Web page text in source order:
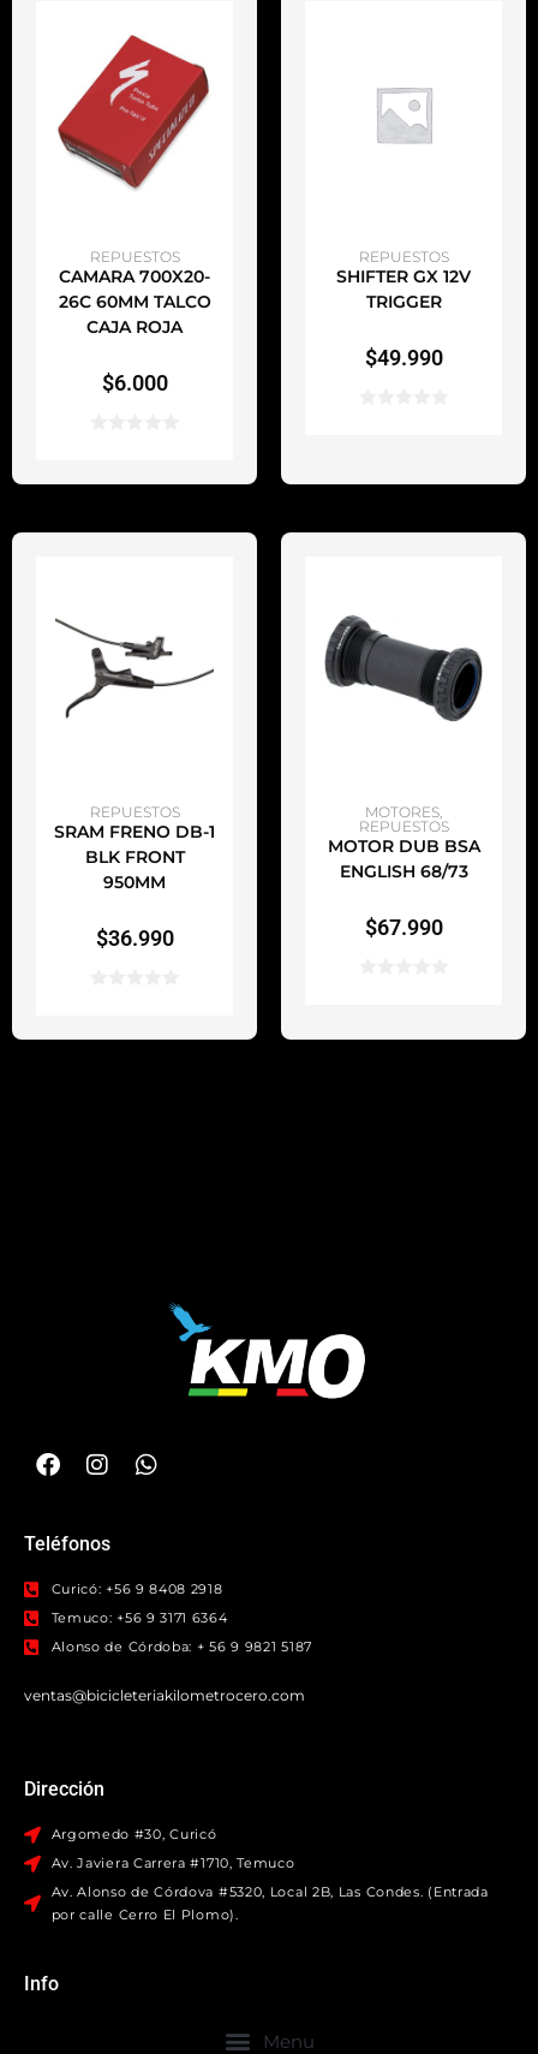
AÑADIR AL CARRITO
REPUESTOS
CAMARA 700X20-
26C 60MM TALCO
CAJA ROJA
$6.000
AÑADIR AL CARRITO
REPUESTOS
SHIFTER GX 12V
TRIGGER
$49.990
AÑADIR AL CARRITO
REPUESTOS
SRAM FRENO DB-1
BLK FRONT
950MM
$36.990
AÑADIR AL CARRITO
MOTORES
REPUESTOS
MOTOR DUB BSA
ENGLISH 68/73
$67.990
Teléfonos
Curicó: +56 9 8408 2918
Temuco: +56 9 3171 6364
Alonso de Córdoba: + 56 9 9821 5187
ventas@bicicleteriakilometrocero.com
Dirección
Argomedo #30, Curicó
Av. Javiera Carrera #1710, Temuco
Av. Alonso de Córdova #5320, Local 2B, Las Condes. (Entrada
por calle Cerro El Plomo).
Info